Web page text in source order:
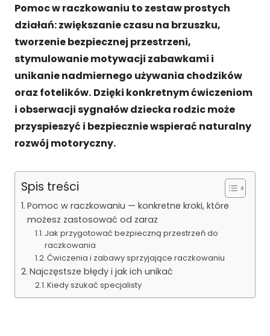
Pomoc w raczkowaniu to zestaw prostych
działań: zwiększanie czasu na brzuszku,
tworzenie bezpiecznej przestrzeni,
stymulowanie motywacji zabawkami i
unikanie nadmiernego używania chodzików
oraz fotelików. Dzięki konkretnym ćwiczeniom
i obserwacji sygnałów dziecka rodzic może
przyspieszyć i bezpiecznie wspierać naturalny
rozwój motoryczny.
Spis treści
Pomoc w raczkowaniu — konkretne kroki, które
możesz zastosować od zaraz
Jak przygotować bezpieczną przestrzeń do
raczkowania
Ćwiczenia i zabawy sprzyjające raczkowaniu
Najczęstsze błędy i jak ich unikać
Kiedy szukać specjalisty